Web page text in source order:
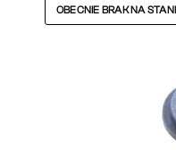
OBECNIE BRAK NA